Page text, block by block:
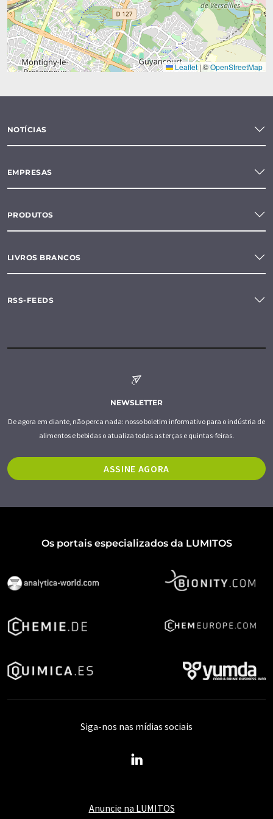
Leaflet |©OpenStreetMap
NOTÍCIAS
EMPRESAS
PRODUTOS
LIVROS BRANCOS
RSS-FEEDS
NEWSLETTER
De agora em diante, não perca nada: nosso boletim informativo para o indústria de
alimentos e bebidas o atualiza todas as terças e quintas-feiras.
ASSINE AGORA
Os portais especializados da LUMITOS
Anuncie na LUMITOS
Siga-nos nas mídias sociais